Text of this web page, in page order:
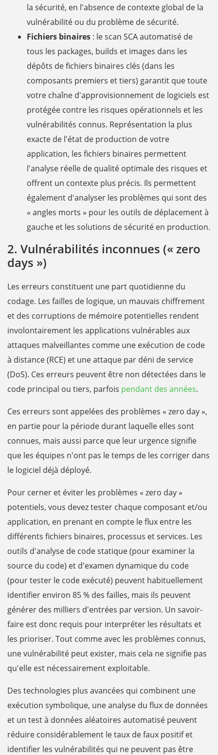
la sécurité, en l'absence de contexte global de la
vulnérabilité ou du problème de sécurité.
Fichiers binaires : le scan SCA automatisé de
tous les packages, builds et images dans les
dépôts de fichiers binaires clés (dans les
composants premiers et tiers) garantit que toute
votre chaîne d'approvisionnement de logiciels est
protégée contre les risques opérationnels et les
vulnérabilités connus. Représentation la plus
exacte de l'état de production de votre
application, les fichiers binaires permettent
l'analyse réelle de qualité optimale des risques et
offrent un contexte plus précis. Ils permettent
également d'analyser les problèmes qui sont des
« angles morts » pour les outils de déplacement à
gauche et les solutions de sécurité en production.
2. Vulnérabilités inconnues (« zero
days »)
Les erreurs constituent une part quotidienne du
codage. Les failles de logique, un mauvais chiffrement
et des corruptions de mémoire potentielles rendent
involontairement les applications vulnérables aux
attaques malveillantes comme une exécution de code
à distance (RCE) et une attaque par déni de service
(DoS). Ces erreurs peuvent être non détectées dans le
code principal ou tiers, parfois pendant des années.
Ces erreurs sont appelées des problèmes « zero day »,
en partie pour la période durant laquelle elles sont
connues, mais aussi parce que leur urgence signifie
que les équipes n'ont pas le temps de les corriger dans
le logiciel déjà déployé.
Pour cerner et éviter les problèmes « zero day »
potentiels, vous devez tester chaque composant et/ou
application, en prenant en compte le flux entre les
différents fichiers binaires, processus et services. Les
outils d'analyse de code statique (pour examiner la
source du code) et d'examen dynamique du code
(pour tester le code exécuté) peuvent habituellement
identifier environ 85 % des failles, mais ils peuvent
générer des milliers d'entrées par version. Un savoir-
faire est donc requis pour interpréter les résultats et
les prioriser. Tout comme avec les problèmes connus,
une vulnérabilité peut exister, mais cela ne signifie pas
qu'elle est nécessairement exploitable.
Des technologies plus avancées qui combinent une
exécution symbolique, une analyse du flux de données
et un test à données aléatoires automatisé peuvent
réduire considérablement le taux de faux positif et
identifier les vulnérabilités qui ne peuvent pas être